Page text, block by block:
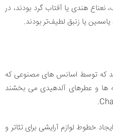
هندی یا آفتاب گرد بودند، در
یا زنبق لطیف‌تر بودند.
که توسط اسانس های مصنوعی که
ها و عطرهای آلدهیدی می بخشند
خطوط لوازم آرایشی برای تئاتر و